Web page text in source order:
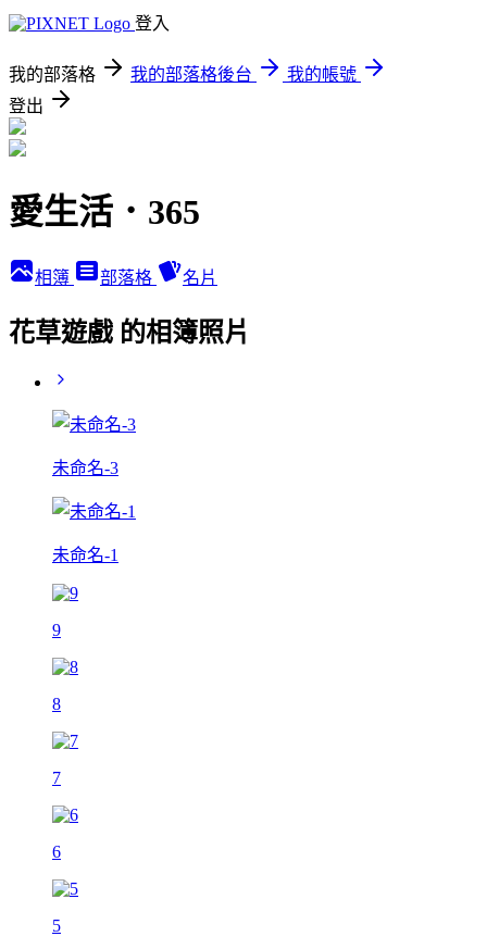
登入
我的部落格 我的部落格後台
我的帳號
登出
愛生活．365
相簿 部落格 名片
花草遊戲 的相簿照片
未命名-3
未命名-1
9
8
7
6
5